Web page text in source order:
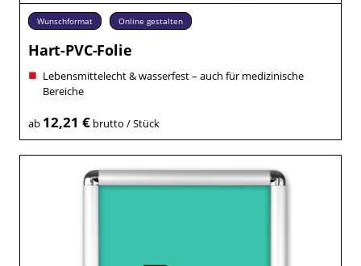
Wunschformat Online gestalten
Hart-PVC-Folie
Lebensmittelecht & wasserfest – auch für medizinische
Bereiche
ab 12,21 €brutto / Stück